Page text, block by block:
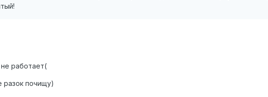
работает(
разок почищу)